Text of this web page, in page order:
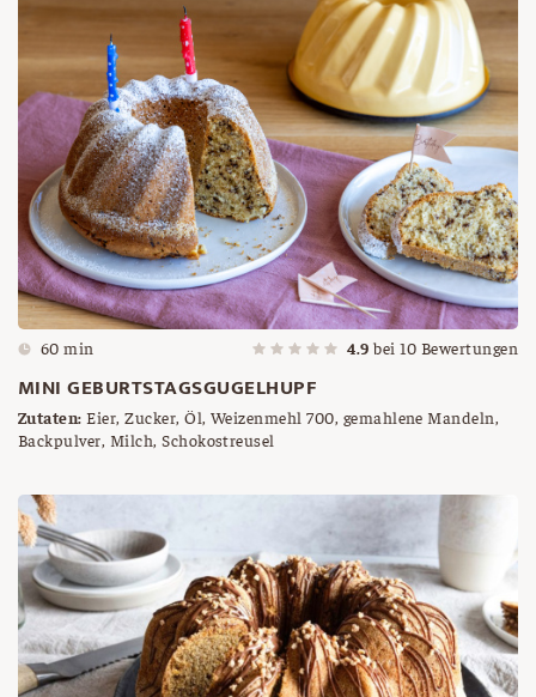
60 min 4.9 bei10 Bewertungen
MINI GEBURTSTAGSGUGELHUPF
Zutaten: Eier, Zucker, Öl, Weizenmehl 700, gemahlene Mandeln,
Backpulver, Milch, Schokostreusel